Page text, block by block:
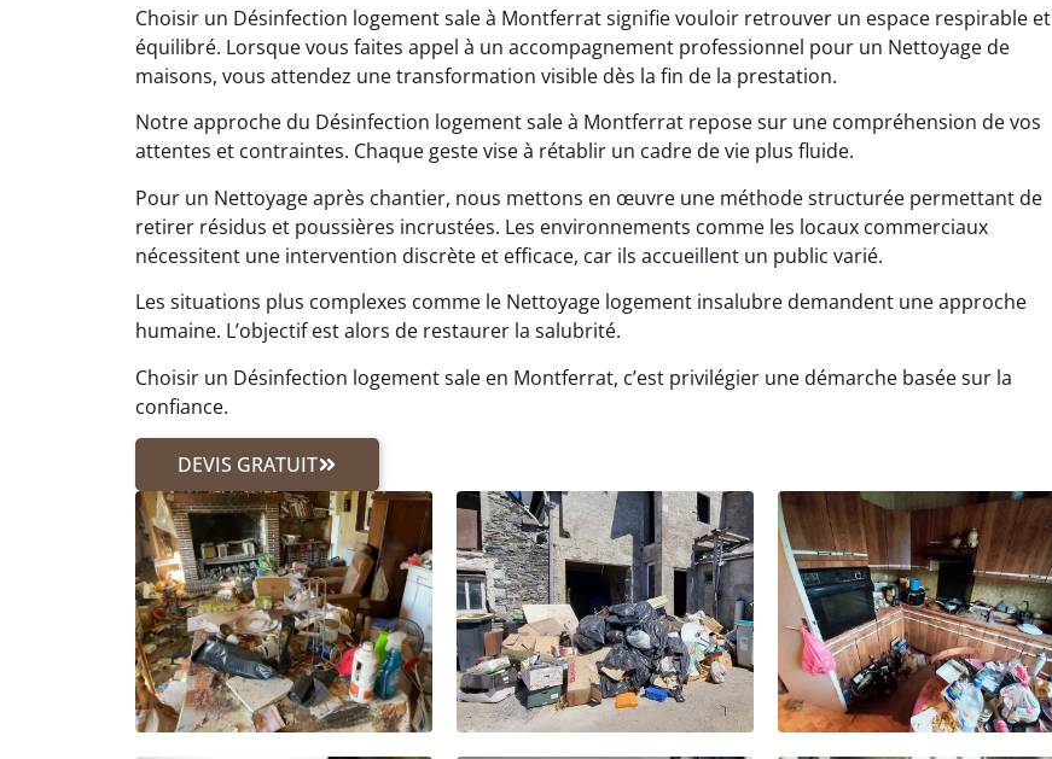
Choisir un Désinfection logement sale à Montferrat signifie vouloir retrouver un espace respirable et
équilibré. Lorsque vous faites appel à un accompagnement professionnel pour un Nettoyage de
maisons, vous attendez une transformation visible dès la fin de la prestation.
Notre approche du Désinfection logement sale à Montferrat repose sur une compréhension de vos
attentes et contraintes. Chaque geste vise à rétablir un cadre de vie plus fluide.
Pour un Nettoyage après chantier, nous mettons en œuvre une méthode structurée permettant de
retirer résidus et poussières incrustées. Les environnements comme les locaux commerciaux
nécessitent une intervention discrète et efficace, car ils accueillent un public varié.
Les situations plus complexes comme le Nettoyage logement insalubre demandent une approche
humaine. L’objectif est alors de restaurer la salubrité.
Choisir un Désinfection logement sale en Montferrat, c’est privilégier une démarche basée sur la
confiance.
DEVIS GRATUIT